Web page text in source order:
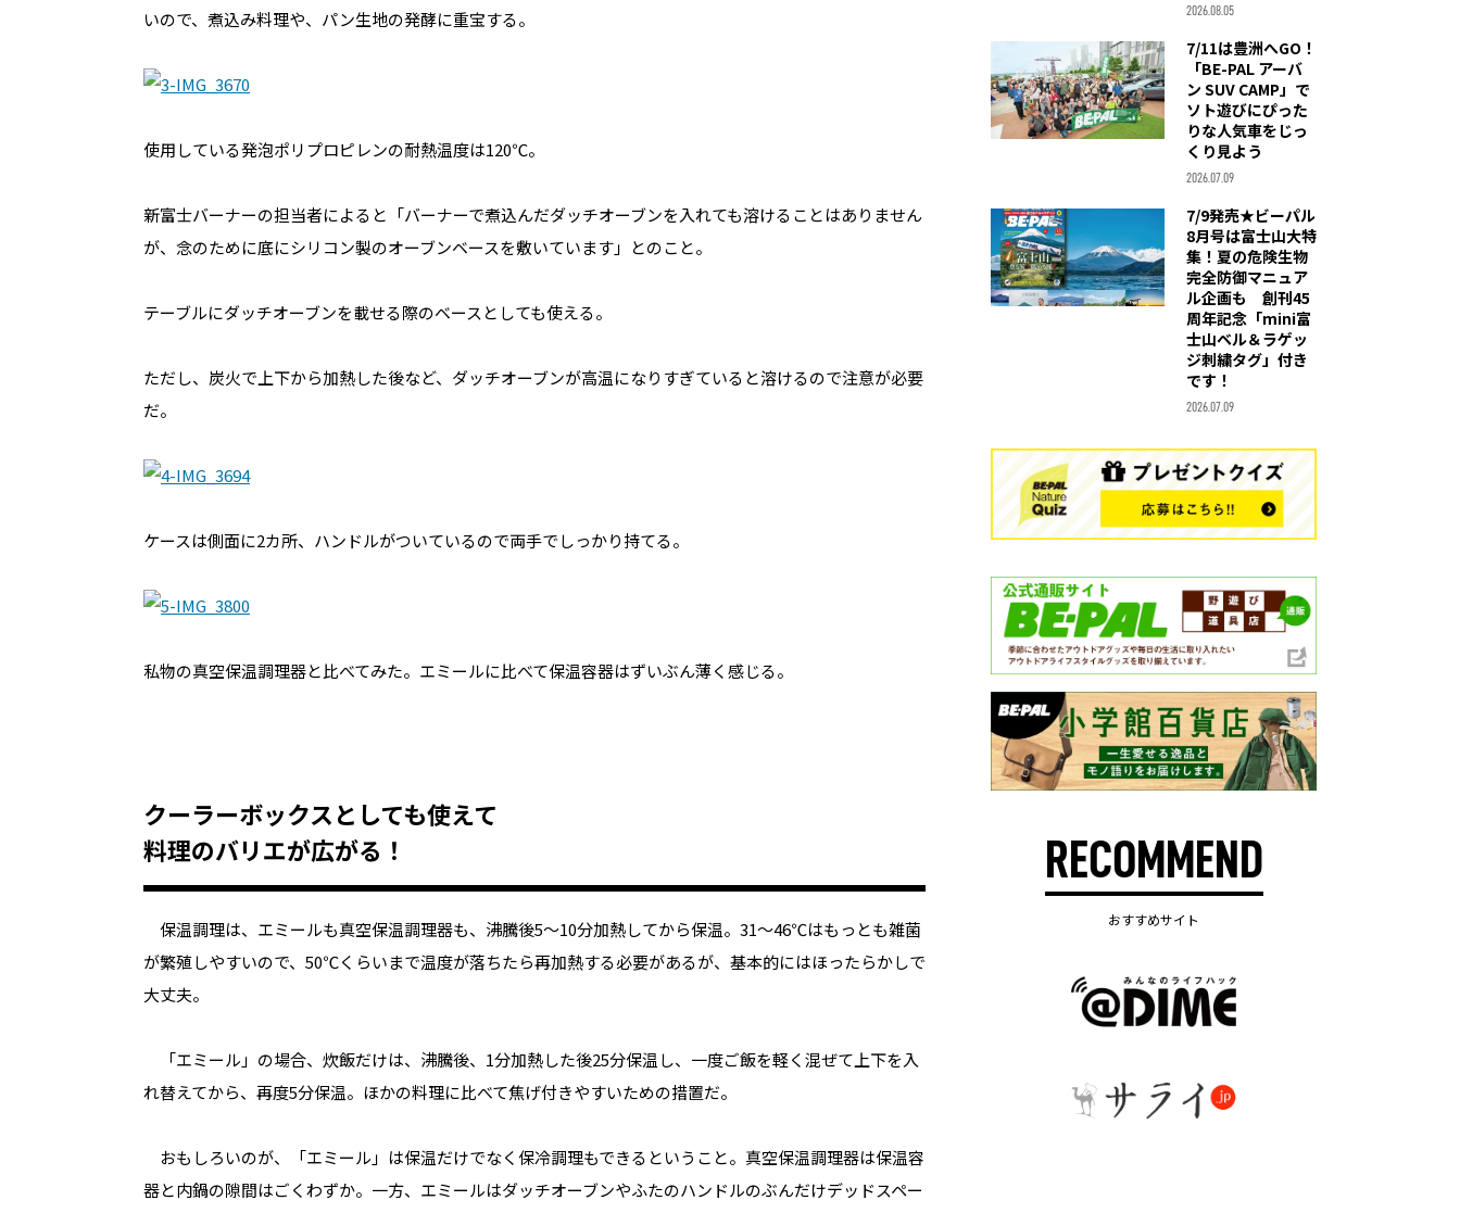
いので、煮込み料理や、パン生地の発酵に重宝する。
使用している発泡ポリプロピレンの耐熱温度は120℃。
新富士バーナーの担当者によると「バーナーで煮込んだダッチオーブンを入れても溶けることはありません
が、念のために底にシリコン製のオーブンベースを敷いています」とのこと。
テーブルにダッチオーブンを載せる際のベースとしても使える。
ただし、炭火で上下から加熱した後など、ダッチオーブンが高温になりすぎていると溶けるので注意が必要
だ。
ケースは側面に2カ所、ハンドルがついているので両手でしっかり持てる。
私物の真空保温調理器と比べてみた。エミールに比べて保温容器はずいぶん薄く感じる。
クーラーボックスとしても使えて
料理のバリエが広がる！
保温調理は、エミールも真空保温調理器も、沸騰後5〜10分加熱してから保温。31〜46℃はもっとも雑菌
が繁殖しやすいので、50℃くらいまで温度が落ちたら再加熱する必要があるが、基本的にはほったらかしで
大丈夫。
「エミール」の場合、炊飯だけは、沸騰後、1分加熱した後25分保温し、一度ご飯を軽く混ぜて上下を入
れ替えてから、再度5分保温。ほかの料理に比べて焦げ付きやすいための措置だ。
おもしろいのが、「エミール」は保温だけでなく保冷調理もできるということ。真空保温調理器は保温容
器と内鍋の隙間はごくわずか。一方、エミールはダッチオーブンやふたのハンドルのぶんだけデッドスペー
2026.08.05
7/11は豊洲へGO！
「BE-PAL アーバ
ン SUV CAMP」で
ソト遊びにぴった
りな人気車をじっ
くり見よう
2026.07.09
7/9発売★ビーパル
8月号は富士山大特
集！夏の危険生物
完全防御マニュア
ル企画も 創刊45
周年記念「mini富
士山ベル＆ラゲッ
ジ刺繍タグ」付き
です！
2026.07.09
RECOMMEND
おすすめサイト